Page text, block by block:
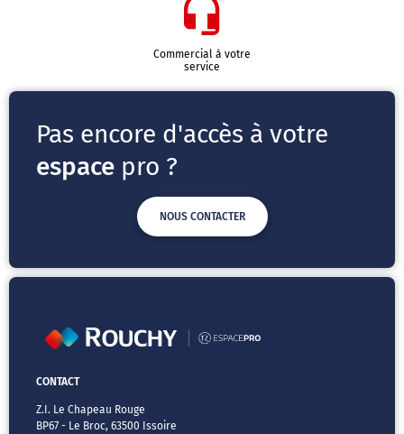
Commercial à votre
service
Pas encore d'accès à votre
espace pro ?
NOUS CONTACTER
CONTACT
Z.I. Le Chapeau Rouge
BP67 - Le Broc, 63500 Issoire